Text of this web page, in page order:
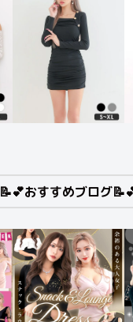
📝💕おすすめブログ